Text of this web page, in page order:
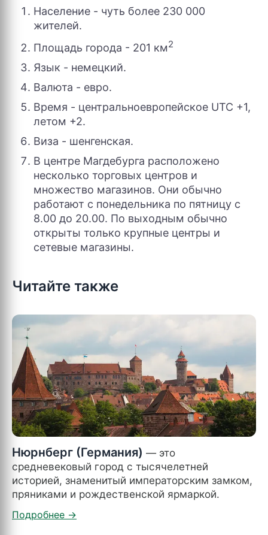
Население - чуть более 230 000
жителей.
Площадь города - 201 км2
Язык - немецкий.
Валюта - евро.
Время - центральноевропейское UTC +1,
летом +2.
Виза - шенгенская.
В центре Магдебурга расположено
несколько торговых центров и
множество магазинов. Они обычно
работают с понедельника по пятницу с
8.00 до 20.00. По выходным обычно
открыты только крупные центры и
сетевые магазины.
Читайте также
Нюрнберг (Германия) — это
средневековый город с тысячелетней
историей, знаменитый императорским замком,
пряниками и рождественской ярмаркой.